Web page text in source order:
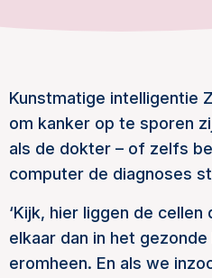
Kunstmatige intelligentie
om kanker op te sporen
als de dokter – of zelfs
computer de diagnoses
‘Kijk, hier liggen de
elkaar dan in het
eromheen. En als we